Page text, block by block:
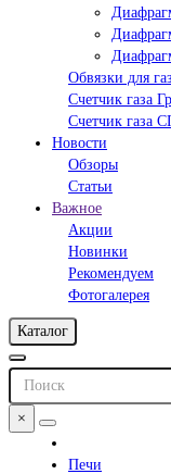
Обвязки для
Счетчик газа
Счетчик газа
Новости
Обзоры
Статьи
Важное
Акции
Новинки
Рекомендуем
Фотогалерея
Каталог
×
Печи